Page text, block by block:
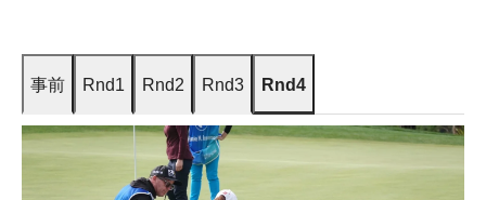
事前 Rnd1 Rnd2 Rnd3 Rnd4